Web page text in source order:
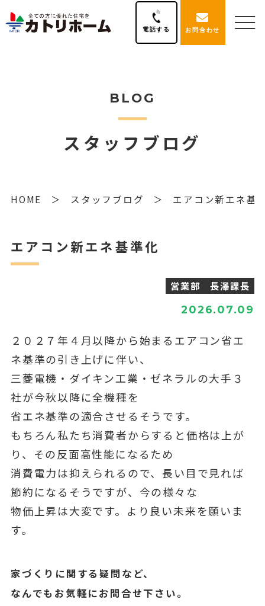
電話する お問合わせ
BLOG
スタッフブログ
HOME スタッフブログ エアコン新エネ基
エアコン新エネ基準化
営業部 長澤課長
2026.07.09
２０２７年４月以降から始まるエアコン省エ
ネ基準の引き上げに伴い、
三菱電機・ダイキン工業・ゼネラルの大手３
社が今秋以降に全機種を
省エネ基準の適合させるそうです。
もちろん私たち消費者からすると価格は上が
り、その反面高性能になるため
消費電力は抑えられるので、長い目で見れば
節約になるそうですが、今の様々な
物価上昇は大変です。より良い未来を願いま
す。
家づくりに関する疑問など、
なんでもお気軽にお問合せ下さい。